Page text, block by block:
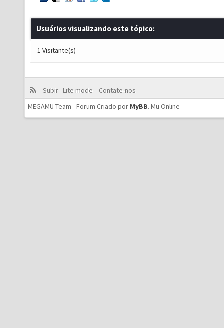
Usuários visualizando este tópico:
1 Visitante(s)
Subir Lite mode
Contate-nos
MEGAMU Team - Forum Criado por MyBB. Mu Online